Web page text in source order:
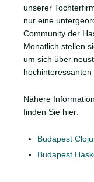
unserer
nur eine
Community der
Monatlich stellen
um sich über
hochinteressanten
Nähere
finden Sie hier:
Budapest
Budapest